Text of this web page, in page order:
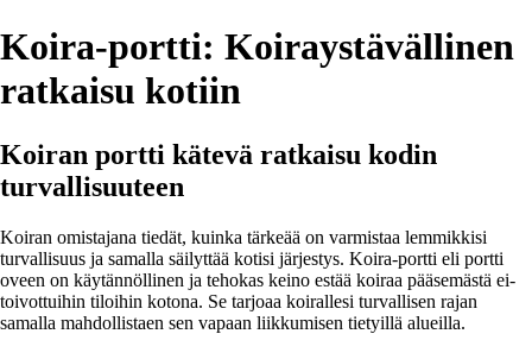
Koira-portti: Koiraystävällinen
ratkaisu kotiin
Koiran portti kätevä ratkaisu kodin
turvallisuuteen
Koiran omistajana tiedät, kuinka tärkeää on varmistaa lemmikkisi
turvallisuus ja samalla säilyttää kotisi järjestys. Koira-portti eli portti
oveen on käytännöllinen ja tehokas keino estää koiraa pääsemästä ei-
toivottuihin tiloihin kotona. Se tarjoaa koirallesi turvallisen rajan
samalla mahdollistaen sen vapaan liikkumisen tietyillä alueilla.